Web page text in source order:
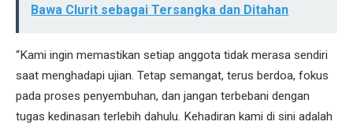
Bawa Clurit sebagai Tersangka dan Ditahan
“Kami ingin memastikan setiap anggota tidak merasa sendiri
saat menghadapi ujian. Tetap semangat, terus berdoa, fokus
pada proses penyembuhan, dan jangan terbebani dengan
tugas kedinasan terlebih dahulu. Kehadiran kami di sini adalah